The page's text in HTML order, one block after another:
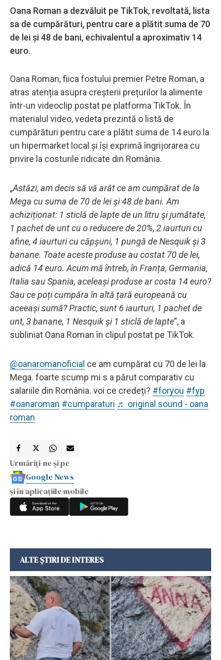
Oana Roman a dezvăluit pe TikTok, revoltată, lista
sa de cumpărături, pentru care a plătit suma de 70
de lei și 48 de bani, echivalentul a aproximativ 14
euro.
Oana Roman, fiica fostului premier Petre Roman, a
atras atenția asupra creșterii prețurilor la alimente
într-un videoclip postat pe platforma TikTok. În
materialul video, vedeta prezintă o listă de
cumpărături pentru care a plătit suma de 14 euro la
un hipermarket local și își exprimă îngrijorarea cu
privire la costurile ridicate din România.
„Astăzi, am decis să vă arăt ce am cumpărat de la
Mega cu suma de 70 de lei și 48 de bani. Am
achiziționat: 1 sticlă de lapte de un litru și jumătate,
1 pachet de unt cu o reducere de 20%, 2 iaurturi cu
afine, 4 iaurturi cu căpșuni, 1 pungă de Nesquik și 3
banane. Toate aceste produse au costat 70 de lei,
adică 14 euro. Acum mă întreb, în Franța, Germania,
Italia sau Spania, aceleași produse ar costa 14 euro?
Sau ce poți cumpăra în altă țară europeană cu
aceeași sumă? Practic, sunt 6 iaurturi, 1 pachet de
unt, 3 banane, 1 Nesquik și 1 sticlă de lapte”, a
subliniat Oana Roman în clipul postat pe TikTok.
@oanaromanoficial ce am cumpărat cu 70 de lei la
Mega. foarte scump mi s a părut comparativ cu
salariile din România. voi ce credeți? #foryou #fyp
#oanaroman #cumparaturi ♬ original sound - oana
roman
Urmăriți-ne și pe
Google News
și în aplicațiile mobile
ALTE ȘTIRI DE INTERES